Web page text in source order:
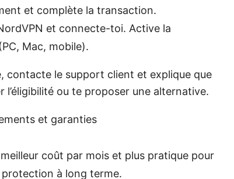
et complète la transaction.
et connecte-toi. Active la
Mac, mobile).
contacte le support client et explique que
ou te proposer une alternative.
et garanties
coût par mois et plus pratique pour
à long terme.